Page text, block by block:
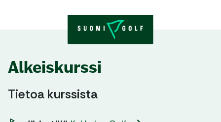
Alkeiskurssi
Tietoa kurssista